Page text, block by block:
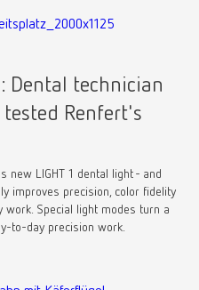
Dental technician
Renfert's
new LIGHT 1 dental light - and
improves precision, color fidelity
work. Special light modes turn a
to-day precision work.